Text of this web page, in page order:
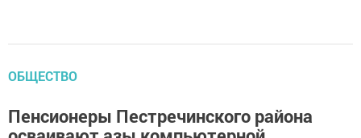
ОБЩЕСТВО
Пенсионеры Пестречинского района